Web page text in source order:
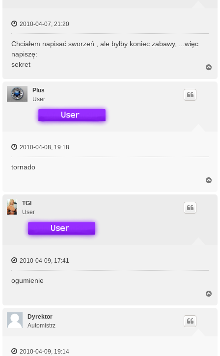
2010-04-07, 21:20
Chciałem napisać sworzeń , ale byłby koniec zabawy, ...więc
napiszę:
sekret
Plus
User
2010-04-08, 19:18
tornado
TGI
User
2010-04-09, 17:41
ogumienie
Dyrektor
Automistrz
2010-04-09, 19:14